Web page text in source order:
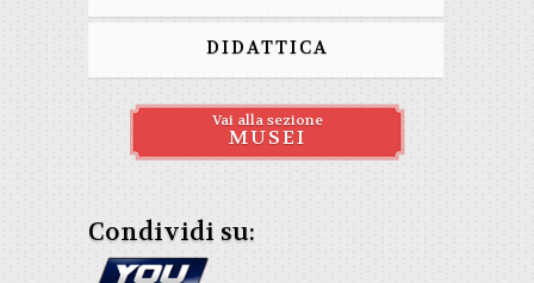
DIDATTICA
Vai alla sezione
MUSEI
Condividi su: